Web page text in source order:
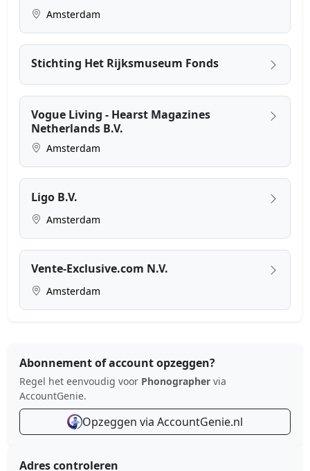
Amsterdam
Stichting Het Rijksmuseum Fonds
Vogue Living - Hearst Magazines
Netherlands B.V.
Amsterdam
Ligo B.V.
Amsterdam
Vente-Exclusive.com N.V.
Amsterdam
Abonnement of account opzeggen?
Regel het eenvoudig voor Phonographer via
AccountGenie.
Opzeggen via AccountGenie.nl
Adres controleren